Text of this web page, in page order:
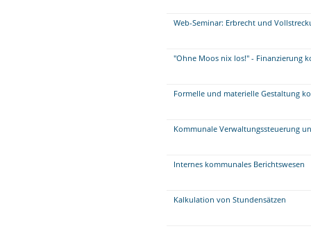
Web-Seminar: Erbrecht und
"Ohne Moos nix los!" - Finanzierung
Formelle und materielle Gestaltung
Kommunale Verwaltungssteuerung
Internes kommunales Berichtswesen
Kalkulation von Stundensätzen